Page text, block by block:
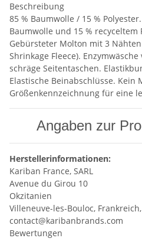
Beschreibung
85 % Baumwolle / 15 %
Baumwolle und 15 % recyceltem
Gebürsteter Molton mit 3
Shrinkage Fleece).
schräge Seitentaschen.
Elastische Beinabschlüsse. Kein
Größenkennzeichnung für eine
Angaben zur
Herstellerinformationen:
Kariban France, SARL
Avenue du Girou 10
Okzitanien
Villeneuve-les-Bouloc,
contact@karibanbrands.com
Bewertungen